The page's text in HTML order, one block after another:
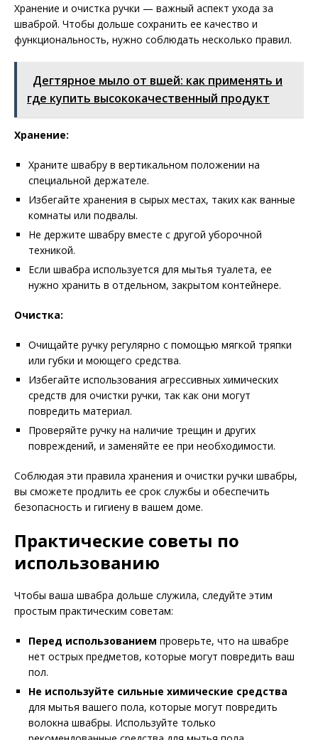
Хранение и очистка ручки — важный аспект ухода за
шваброй. Чтобы дольше сохранить ее качество и
функциональность, нужно соблюдать несколько правил.
Дегтярное мыло от вшей: как применять и
где купить высококачественный продукт
Хранение:
Храните швабру в вертикальном положении на
специальной держателе.
Избегайте хранения в сырых местах, таких как ванные
комнаты или подвалы.
Не держите швабру вместе с другой уборочной
техникой.
Если швабра используется для мытья туалета, ее
нужно хранить в отдельном, закрытом контейнере.
Очистка:
Очищайте ручку регулярно с помощью мягкой тряпки
или губки и моющего средства.
Избегайте использования агрессивных химических
средств для очистки ручки, так как они могут
повредить материал.
Проверяйте ручку на наличие трещин и других
повреждений, и заменяйте ее при необходимости.
Соблюдая эти правила хранения и очистки ручки швабры,
вы сможете продлить ее срок службы и обеспечить
безопасность и гигиену в вашем доме.
Практические советы по
использованию
Чтобы ваша швабра дольше служила, следуйте этим
простым практическим советам:
Перед использованием проверьте, что на швабре
нет острых предметов, которые могут повредить ваш
пол.
Не используйте сильные химические средства
для мытья вашего пола, которые могут повредить
волокна швабры. Используйте только